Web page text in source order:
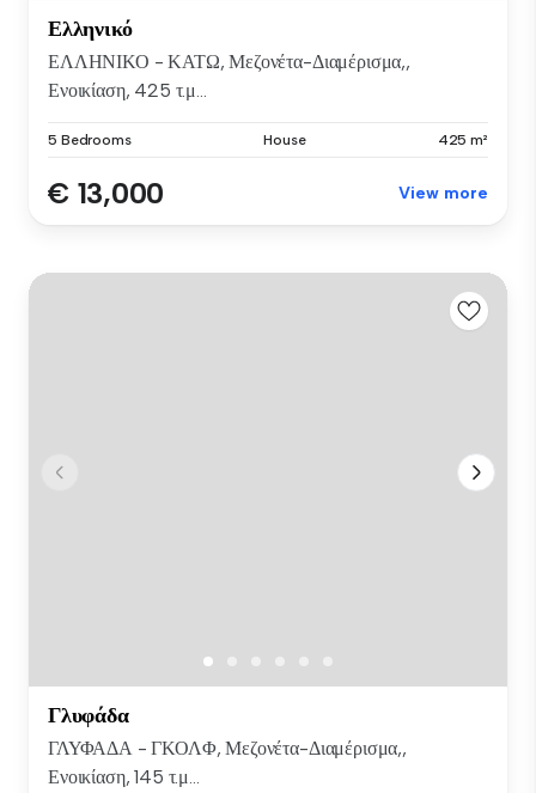
Ελληνικό
ΕΛΛΗΝΙΚΟ - ΚΑΤΩ, Μεζονέτα-Διαμέρισμα,,
Ενοικίαση, 425 τ.μ...
5 Bedrooms House 425 m²
€ 13,000 View more
Γλυφάδα
ΓΛΥΦΑΔΑ - ΓΚΟΛΦ, Μεζονέτα-Διαμέρισμα,,
Ενοικίαση, 145 τ.μ...